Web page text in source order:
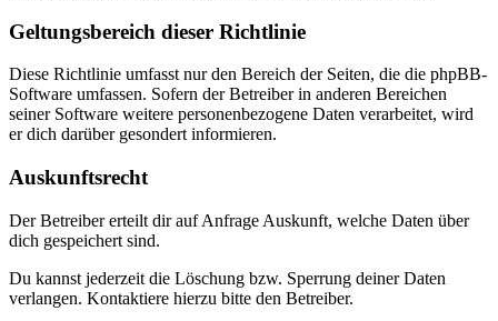
Geltungsbereich dieser Richtlinie
Diese Richtlinie umfasst nur den Bereich der Seiten, die die phpBB-
Software umfassen. Sofern der Betreiber in anderen Bereichen
seiner Software weitere personenbezogene Daten verarbeitet, wird
er dich darüber gesondert informieren.
Auskunftsrecht
Der Betreiber erteilt dir auf Anfrage Auskunft, welche Daten über
dich gespeichert sind.
Du kannst jederzeit die Löschung bzw. Sperrung deiner Daten
verlangen. Kontaktiere hierzu bitte den Betreiber.